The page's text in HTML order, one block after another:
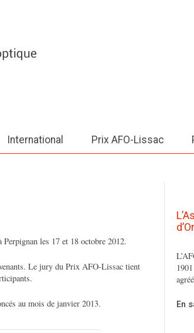
International Prix AFO-Lissac
Perpignan les 17 et 18 octobre 2012.
Le jury du Prix AFO-Lissac tient
au mois de janvier 2013. En